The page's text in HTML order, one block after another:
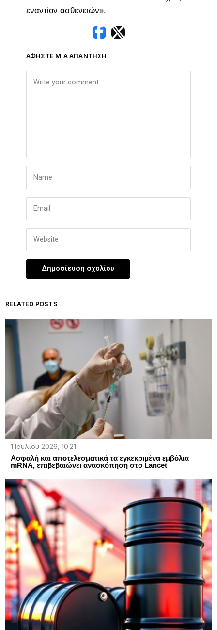
εναντίον ασθενειών».
ΑΦΉΣΤΕ ΜΙΑ ΑΠΆΝΤΗΣΗ
RELATED POSTS
1 Ιουλίου 2026, 10:21
Ασφαλή και αποτελεσματικά τα εγκεκριμένα εμβόλια
mRNA, επιβεβαιώνει ανασκόπηση στο Lancet